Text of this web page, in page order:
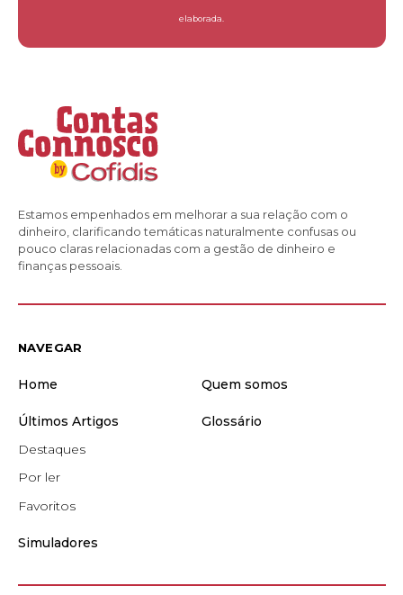
elaborada.
Estamos empenhados em melhorar a sua relação com o
dinheiro, clarificando temáticas naturalmente confusas ou
pouco claras relacionadas com a gestão de dinheiro e
finanças pessoais.
NAVEGAR
Home Quem somos
Últimos Artigos
Destaques
Por ler
Favoritos
Glossário
Simuladores